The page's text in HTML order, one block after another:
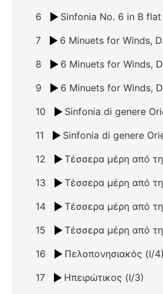
6
7 6 Minuets for Winds,
8 6 Minuets for Winds,
9 6 Minuets for Winds,
10
11
12
13
14
15
16 Πελοπονησιακός (Ι/4)
17 Ηπειρώτικος (Ι/3)